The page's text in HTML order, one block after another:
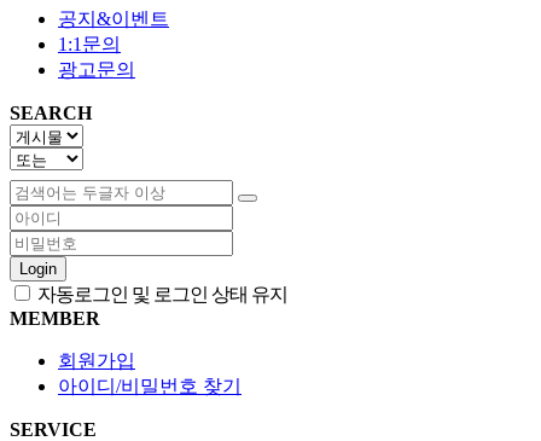
공지&이벤트
1:1문의
광고문의
SEARCH
Login
자동로그인 및 로그인 상태 유지
MEMBER
회원가입
아이디/비밀번호 찾기
SERVICE